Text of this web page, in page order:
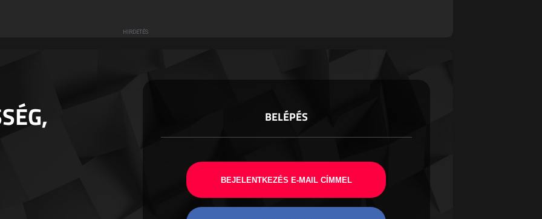
BELÉPÉS
BEJELENTKEZÉS E-MAIL CÍMMEL